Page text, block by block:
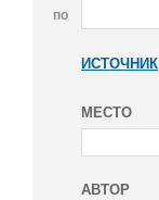
по
ИСТОЧНИК
МЕСТО
АВТОР